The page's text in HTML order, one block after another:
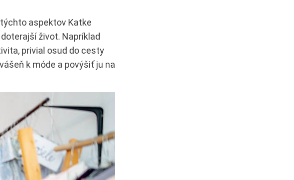
týchto aspektov Katke
život. Napríklad
privial osud do cesty
k móde a povýšiť ju na